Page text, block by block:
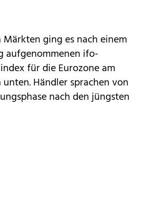
ging es nach einem
aufgenommenen ifo-
für die Eurozone am
Händler sprachen von
nach den jüngsten